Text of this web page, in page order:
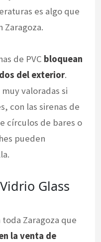
es algo que
Zaragoza.
de PVC bloquean
del exterior.
valoradas si
con las sirenas de
círculos de bares o
pueden
Glass
Zaragoza que
la venta de